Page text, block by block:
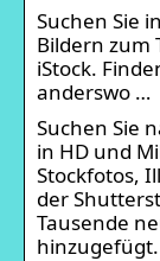
Suchen Sie
Bildern zum
iStock.
anderswo …
Suchen Sie
in HD und
Stockfotos,
der
Tausende
hinzugefügt.